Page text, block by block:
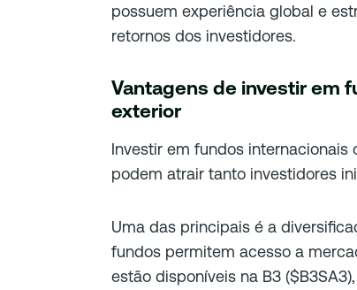
possuem experiência global e
retornos dos investidores.
Vantagens de investir em
exterior
Investir em fundos
podem atrair tanto investidores
Uma das principais é a
fundos permitem acesso a
estão disponíveis na B3